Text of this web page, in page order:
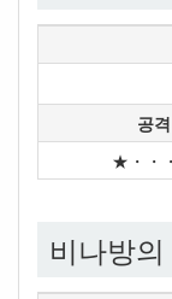
공격
★・・
비나방